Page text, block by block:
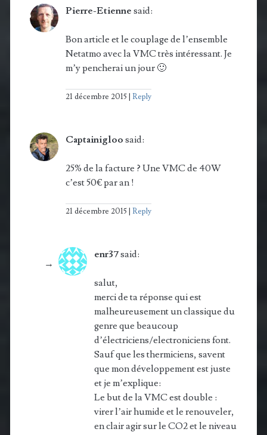
Pierre-Etienne said:
Bon article et le couplage de l’ensemble
Netatmo avec la VMC très intéressant. Je
m’y pencherai un jour 🙂
21 décembre 2015 Reply
Captainigloo said:
25% de la facture ? Une VMC de 40W
c’est 50€ par an !
21 décembre 2015 Reply
enr37said:
salut,
merci de ta réponse qui est
malheureusement un classique du
genre que beaucoup
d’électriciens/electroniciens font.
Sauf que les thermiciens, savent
que mon développement est juste
et je m’explique:
Le but de la VMC est double :
virer l’air humide et le renouveler,
en clair agir sur le CO2 et le niveau